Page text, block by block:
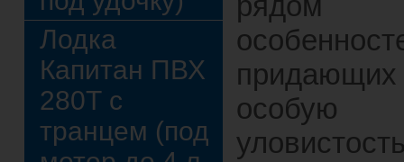
Лодка
Капитан ПВХ
280Т с
транцем (под
придающих
особую